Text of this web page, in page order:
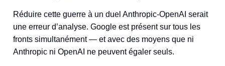
Réduire cette guerre à un duel Anthropic-OpenAI serait
une erreur d’analyse. Google est présent sur tous les
fronts simultanément — et avec des moyens que ni
Anthropic ni OpenAI ne peuvent égaler seuls.